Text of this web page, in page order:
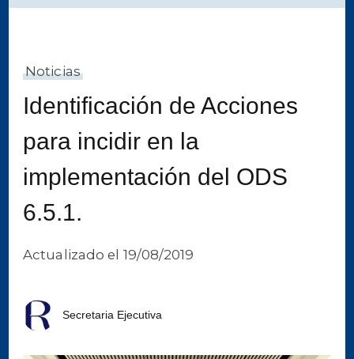
Noticias
Identificación de Acciones
para incidir en la
implementación del ODS
6.5.1.
Actualizado el 19/08/2019
Secretaria Ejecutiva